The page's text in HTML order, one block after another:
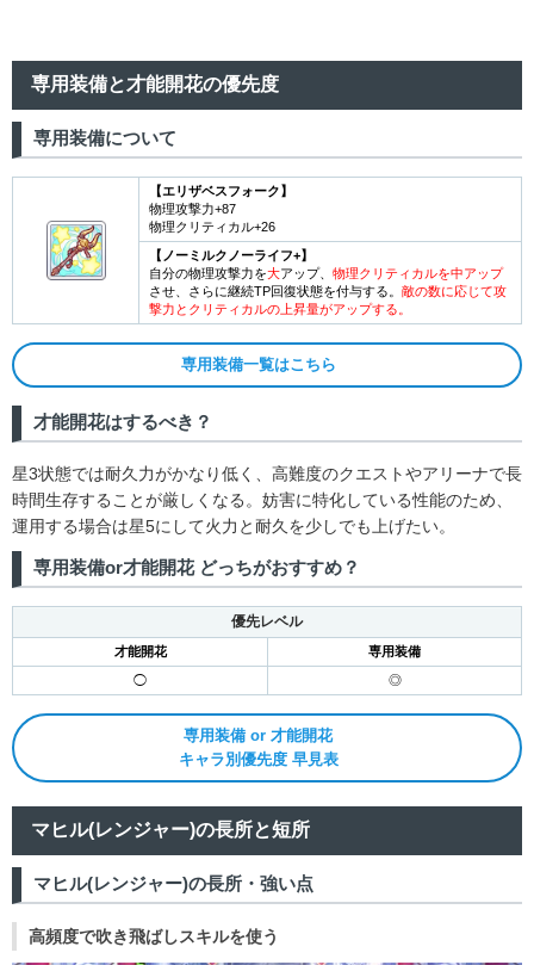
10
11
12
16
17
21
専用装備と才能開花の優先度
専用装備について
【エリザベスフォーク】
物理攻撃力+87
物理クリティカル+26
【ノーミルクノーライフ+】
自分の物理攻撃力を大アップ、 物理クリティカルを中アップ
させ、さらに継続TP回復状態を付与する。 敵の数に応じて攻
撃力とクリティカルの上昇量がアップする。
専用装備一覧はこちら
才能開花はするべき？
星3状態では耐久力がかなり低く、高難度のクエストやアリーナで長
時間生存することが厳しくなる。妨害に特化している性能のため、
運用する場合は星5にして火力と耐久を少しでも上げたい。
専用装備or才能開花 どっちがおすすめ？
優先レベル
才能開花
専用装備
◯
◎
専用装備 or 才能開花
キャラ別優先度 早見表
マヒル(レンジャー)の長所と短所
マヒル(レンジャー)の長所・強い点
高頻度で吹き飛ばしスキルを使う